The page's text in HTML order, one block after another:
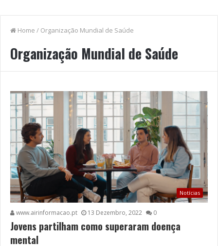
Home / Organização Mundial de Saúde
Organização Mundial de Saúde
Notícias
www.airinformacao.pt 13 Dezembro, 2022 0
Jovens partilham como superaram doença
mental